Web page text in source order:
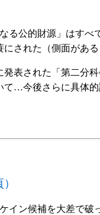
公的財源」はすべ
された（側面がある
表された「第二分
…今後さらに具体
ン候補を大差で破